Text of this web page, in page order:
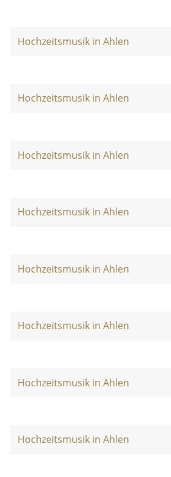
Hochzeitsmusik in Ahlen
Hochzeitsmusik in Ahlen
Hochzeitsmusik in Ahlen
Hochzeitsmusik in Ahlen
Hochzeitsmusik in Ahlen
Hochzeitsmusik in Ahlen
Hochzeitsmusik in Ahlen
Hochzeitsmusik in Ahlen